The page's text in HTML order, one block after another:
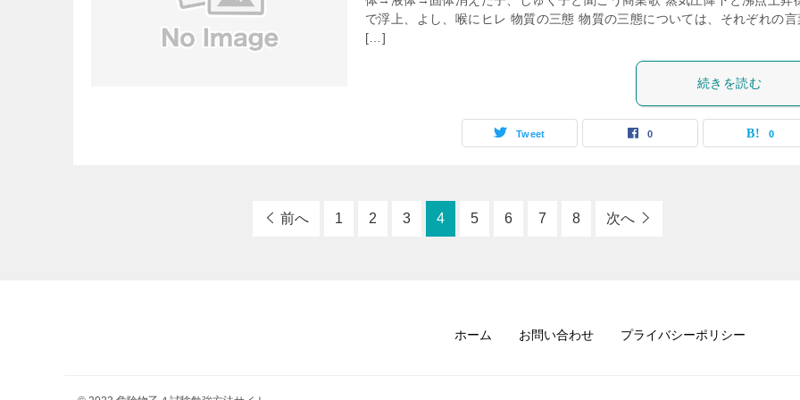
で浮上、よし、喉にヒレ 物質の三態 物質の三態については、それぞれの言
[…]
続きを読む
Tweet 0 0
前へ 1 2 3 4 5 6 7 8 次へ
ホーム お問い合わせ プライバシーポリシー